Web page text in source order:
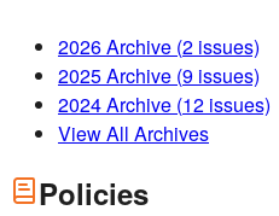
2026Archive (2 issues)
2025Archive (9 issues)
2024Archive (12 issues)
View All Archives
Policies